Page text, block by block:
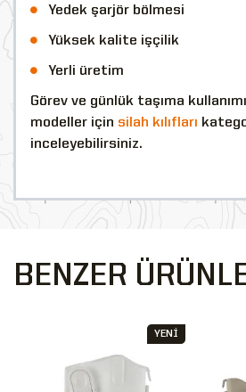
Yedek şarjör bölmesi
Yüksek kalite işçilik
Yerli üretim
Görev ve günlük taşıma
modeller için silah kılıfları
inceleyebilirsiniz.
BENZER
YENİ